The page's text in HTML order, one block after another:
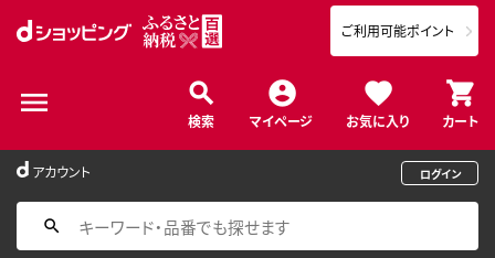
検索 マイページ お気に入り カート
ご利用可能ポイント
アカウント ログイン